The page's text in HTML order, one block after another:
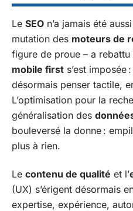
Le SEO n’a jamais été
mutation des moteurs de
figure de proue – a rebattu
mobile first s’est imposée
désormais penser tactile,
L’optimisation pour la
généralisation des
bouleversé la donne :
plus à rien.
Le contenu de qualité et l’
(UX) s’érigent désormais
expertise, expérience,